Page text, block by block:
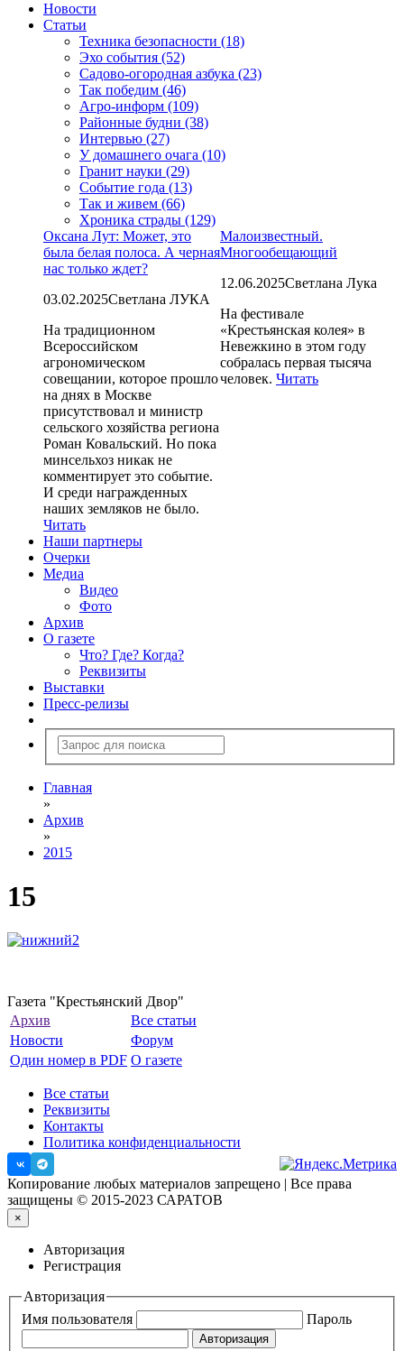
Новости
Статьи
Техника безопасности (18)
Эхо события (52)
Садово-огородная азбука (23)
Так победим (46)
Агро-информ (109)
Районные будни (38)
Интервью (27)
У домашнего очага (10)
Гранит науки (29)
Событие года (13)
Так и живем (66)
Хроника страды (129)
Малоизвестный.
Многообещающий
12.06.2025Светлана Лука
На фестивале
«Крестьянская колея» в
Невежкино в этом году
собралась первая тысяча
человек. Читать
Оксана Лут: Может, это
была белая полоса. А черная
нас только ждет?
03.02.2025Светлана ЛУКА
На традиционном
Всероссийском
агрономическом
совещании, которое прошло
на днях в Москве
присутствовал и министр
сельского хозяйства региона
Роман Ковальский. Но пока
минсельхоз никак не
комментирует это событие.
И среди награжденных
наших земляков не было.
Читать
Наши партнеры
Очерки
Медиа
Видео
Фото
Архив
О газете
Что? Где? Когда?
Реквизиты
Выставки
Пресс-релизы
Главная
»
Архив
»
2015
15
Газета "Крестьянский Двор"
Архив
Все статьи
Новости
Форум
Один номер в PDF О газете
Все статьи
Реквизиты
Контакты
Политика конфиденциальности
Копирование любых материалов запрещено | Все права
защищены © 2015-2023 САРАТОВ
×
Авторизация
Регистрация
Авторизация
Имя пользователя
Пароль